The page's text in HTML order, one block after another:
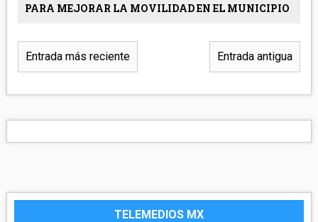
PARA MEJORAR LA MOVILIDAD EN EL MUNICIPIO
Entrada más reciente Entrada antigua
TELEMEDIOS MX